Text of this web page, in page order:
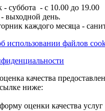
- суббота - с 10.00 до 19.00
- выходной день.
каждого месяца -
использовании файлов
качества
ниже: